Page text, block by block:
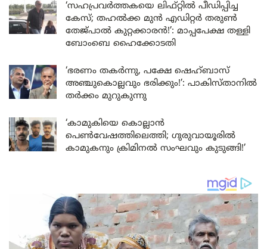
‘സഹപ്രവർത്തകയെ ലിഫ്റ്റിൽ പീഡിപ്പിച്ച
കേസ്; തഹൽക്ക മുൻ എഡിറ്റർ തരുൺ
തേജ്പാൽ കുറ്റക്കാരൻ!’: മാപ്പപേക്ഷ തള്ളി
ബോംബെ ഹൈക്കോടതി
‘ഭരണം തകർന്നു, പക്ഷേ ഷെഹ്ബാസ്
അഞ്ചുകൊല്ലവും ഭരിക്കും!’: പാകിസ്താനിൽ
തർക്കം മുറുകുന്നു
‘കാമുകിയെ കൊല്ലാൻ
പെൺവേഷത്തിലെത്തി; ഗുരുവായൂരിൽ
കാമുകനും ക്രിമിനൽ സംഘവും കുടുങ്ങി!’